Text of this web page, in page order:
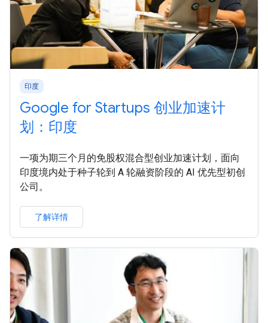
印度
Google for Startups 创业加速计
划：印度
一项为期三个月的免股权混合型创业加速计划，面向
印度境内处于种子轮到 A 轮融资阶段的 AI 优先型初创
公司。
了解详情